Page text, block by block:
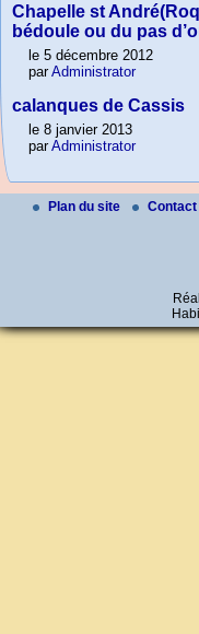
Chapelle st
bédoule ou du pas
le 5 décembre 2012
parAdministrator
calanques de Cassis
le 8 janvier 2013
parAdministrator
Plan du site Contact